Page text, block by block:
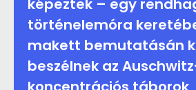
képeztek – egy
történelemóra
makett bemutatásán
beszélnek az